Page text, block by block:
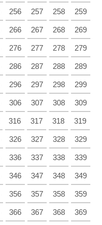
256 257 258 259
266 267 268 269
276 277 278 279
286 287 288 289
296 297 298 299
306 307 308 309
316 317 318 319
326 327 328 329
336 337 338 339
346 347 348 349
356 357 358 359
366 367 368 369